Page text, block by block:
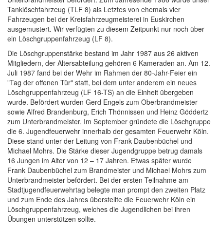
Tanklöschfahrzeug (TLF 8) als Letztes von ehemals vier
Fahrzeugen bei der Kreisfahrzeugmeisterei in Euskirchen
ausgemustert. Wir verfügten zu diesem Zeitpunkt nur noch über
ein Löschgruppenfahrzeug (LF 8).
Die Löschgruppenstärke bestand im Jahr 1987 aus 26 aktiven
Mitgliedern, der Altersabteilung gehören 6 Kameraden an. Am 12.
Juli 1987 fand bei der Wehr im Rahmen der 80-Jahr-Feier ein
"Tag der offenen Tür" statt, bei dem unter anderem ein neues
Löschgruppenfahrzeug (LF 16-TS) an die Einheit übergeben
wurde. Befördert wurden Gerd Engels zum Oberbrandmeister
sowie Alfred Brandenburg, Erich Thönnissen und Heinz Göddertz
zum Unterbrandmeister. Im September gründete die Löschgruppe
die 6. Jugendfeuerwehr innerhalb der gesamten Feuerwehr Köln.
Diese stand unter der Leitung von Frank Daubenbüchel und
Michael Mohrs. Die Stärke dieser Jugendgruppe betrug damals
16 Jungen im Alter von 12 – 17 Jahren. Etwas später wurde
Frank Daubenbüchel zum Brandmeister und Michael Mohrs zum
Unterbrandmeister befördert. Bei der ersten Teilnahme am
Stadtjugendfeuerwehrtag belegte man prompt den zweiten Platz
und zum Ende des Jahres überstellte die Feuerwehr Köln ein
Löschgruppenfahrzeug, welches die Jugendlichen bei ihren
Übungen unterstützen sollte.